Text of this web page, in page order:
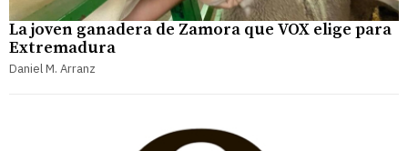
La joven ganadera de Zamora que VOX elige para
Extremadura
Daniel M. Arranz